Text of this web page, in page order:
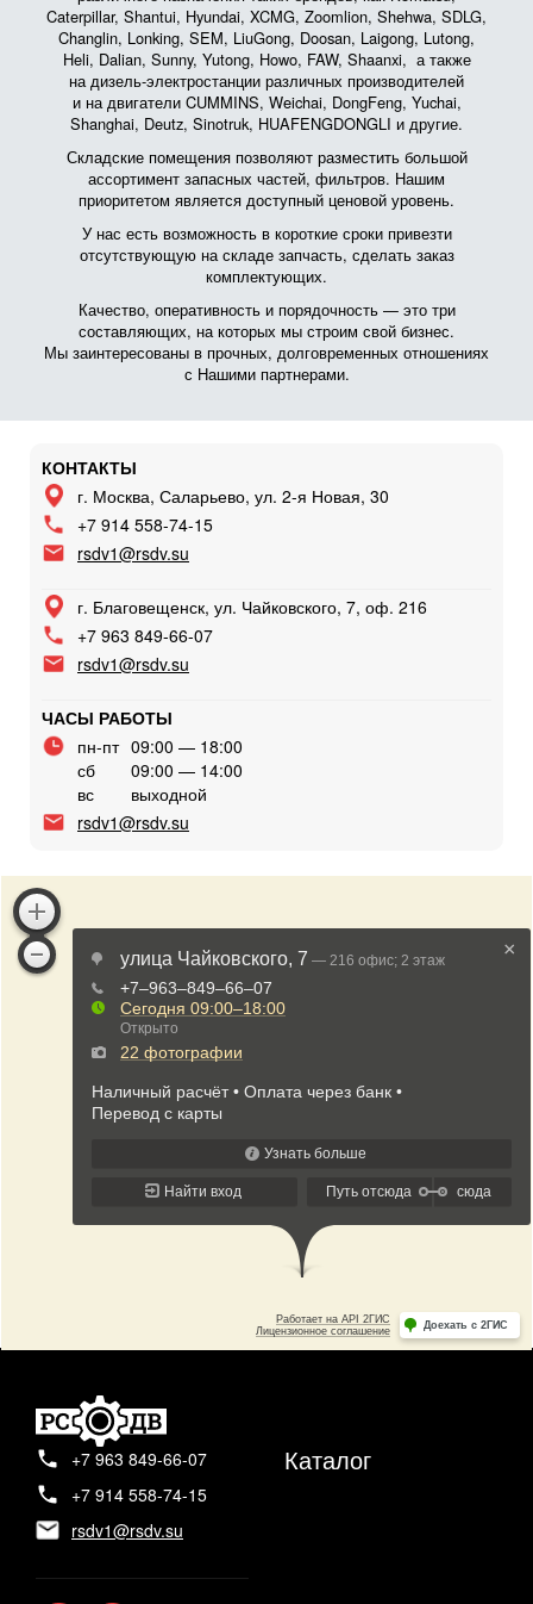
Caterpillar, Shantui, Hyundai, XCMG, Zoomlion, Shehwa, SDLG,
Changlin, Lonking, SEM, LiuGong, Doosan, Laigong, Lutong,
Heli, Dalian, Sunny, Yutong, Howo, FAW, Shaanxi, а также
на дизель-электростанции различных производителей
и на двигатели CUMMINS, Weichai, DongFeng, Yuchai,
Shanghai, Deutz, Sinotruk, HUAFENGDONGLI и другие.
Складские помещения позволяют разместить большой
ассортимент запасных частей, фильтров. Нашим
приоритетом является доступный ценовой уровень.
У нас есть возможность в короткие сроки привезти
отсутствующую на складе запчасть, сделать заказ
комплектующих.
Качество, оперативность и порядочность — это три
составляющих, на которых мы строим свой бизнес.
Мы заинтересованы в прочных, долговременных отношениях
с Нашими партнерами.
КОНТАКТЫ
г. Москва, Саларьево, ул. 2-я Новая, 30
+7 914 558-74-15
rsdv1@rsdv.su
г. Благовещенск, ул. Чайковского, 7, оф. 216
+7 963 849-66-07
rsdv1@rsdv.su
ЧАСЫ РАБОТЫ
пн-пт 09:00 — 18:00
сб
09:00 — 14:00
вс
выходной
rsdv1@rsdv.su
+7 963 849-66-07
+7 914 558-74-15
rsdv1@rsdv.su
Каталог